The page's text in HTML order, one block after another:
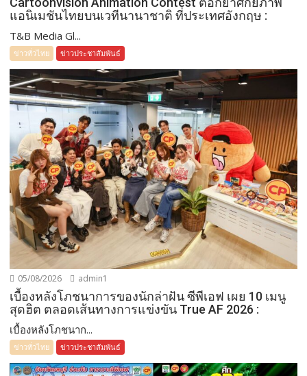
แอนิเมชันไทยบนเวทีนานาชาติ ที่ประเทศอังกฤษ :
T&B Media Gl...
ข่าวทั่วไทย ข่าวประชาสัมพันธ์
05/08/2026 admin1
เบื้องหลังโภชนาการของนักล่าฝัน ซีพีเอฟ เผย 10 เมนู
สุดฮิต ตลอดเส้นทางการแข่งขัน True AF 2026 :
เบื้องหลังโภชนาก...
ข่าวทั่วไทย ข่าวประชาสัมพันธ์